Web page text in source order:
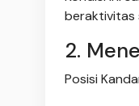
beraktivitas
2.
Posisi